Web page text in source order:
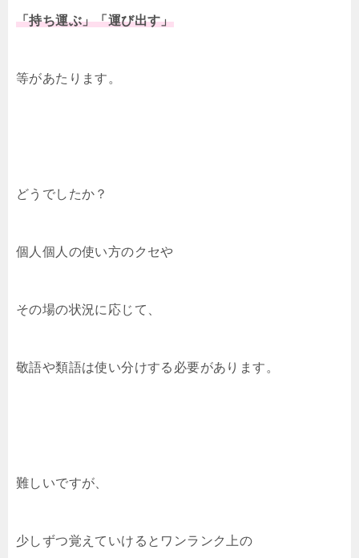
「持ち運ぶ」「運び出す」
等があたります。
どうでしたか？
個人個人の使い方のクセや
その場の状況に応じて、
敬語や類語は使い分けする必要があります。
難しいですが、
少しずつ覚えていけるとワンランク上の